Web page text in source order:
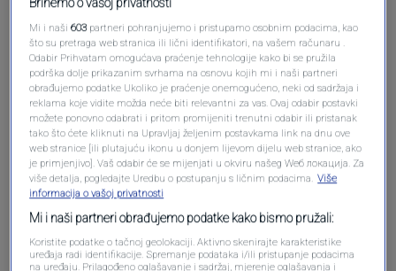
Oglas
Brinemo o vašoj privatnosti
Mi i naši603 partneri pohranjujemo i pristupamo osobnim podacima, kao
što su pretraga web stranica ili lični identifikatori, na vašem računaru .
Odabir Prihvatam omogućava praćenje tehnologije kako bi se pružila
podrška dolje prikazanim svrhama na osnovu kojih mi i naši partneri
obrađujemo podatke Ukoliko je praćenje onemogućeno, neki od sadržaja i
reklama koje vidite možda neće biti relevantni za vas. Ovaj odabir postavki
možete ponovno odabrati i pritom promijeniti trenutni odabir ili pristanak
tako što ćete kliknuti na Upravljaj željenim postavkama link na dnu ove
web stranice [ili plutajuću ikonu u donjem lijevom dijelu web stranice, ako
je primjenjivo]. Vaš odabir će se mijenjati u okviru našeg Wеб локација. Za
više detalja, pogledajte Uredbu o postupanju s ličnim podacima. Više
informacija o vašoj privatnosti
Mi i naši partneri obrađujemo podatke kako bismo pružali:
Koristite podatke o tačnoj geolokaciji. Aktivno skenirajte karakteristike
uređaja radi identifikacije. Spremanje podataka i/ili pristupanje podacima
na uređaju. Prilagođeno oglašavanje i sadržaj, mjerenje oglašavanja i